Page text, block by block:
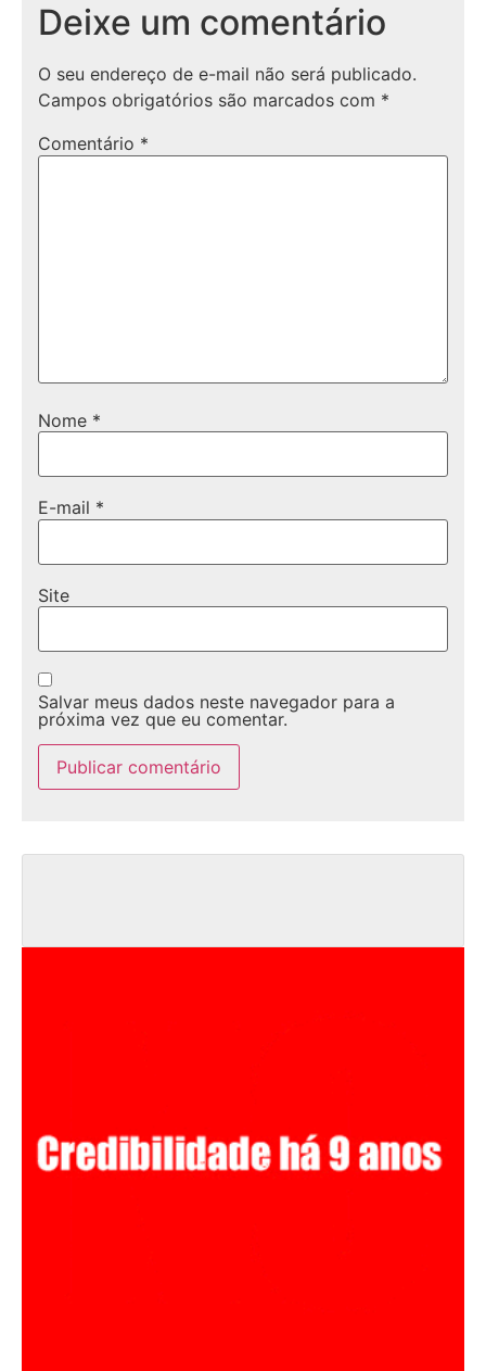
Deixe um comentário
O seu endereço de e-mail não será publicado.
Campos obrigatórios são marcados com *
Comentário *
Nome *
E-mail *
Site
Salvar meus dados neste navegador para a
próxima vez que eu comentar.